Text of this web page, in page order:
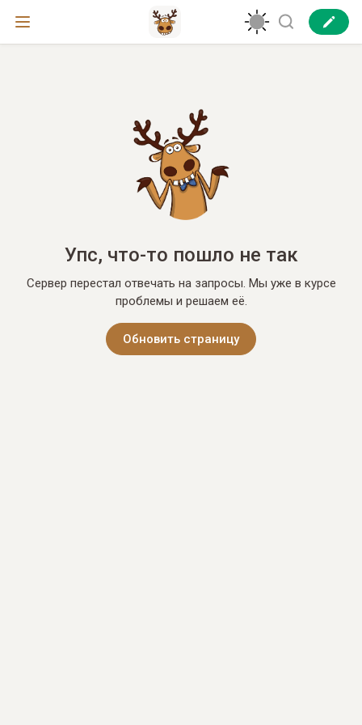
Упс, что-то пошло не так
Сервер перестал отвечать на запросы. Мы уже в курсе
проблемы и решаем её.
Обновить страницу